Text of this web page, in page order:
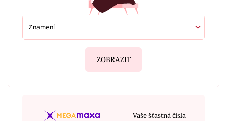
ZOBRAZIT
Vaše šťastná čísla